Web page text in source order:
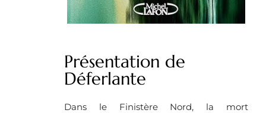
Présentation de
Déferlante
Dans le Finistère Nord, la mort